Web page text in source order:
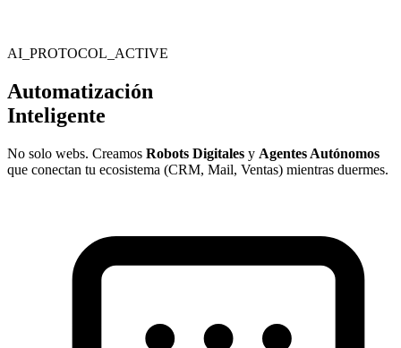
AI_PROTOCOL_ACTIVE
Automatización
Inteligente
No solo webs. Creamos Robots Digitales y Agentes Autónomos
que conectan tu ecosistema (CRM, Mail, Ventas) mientras duermes.